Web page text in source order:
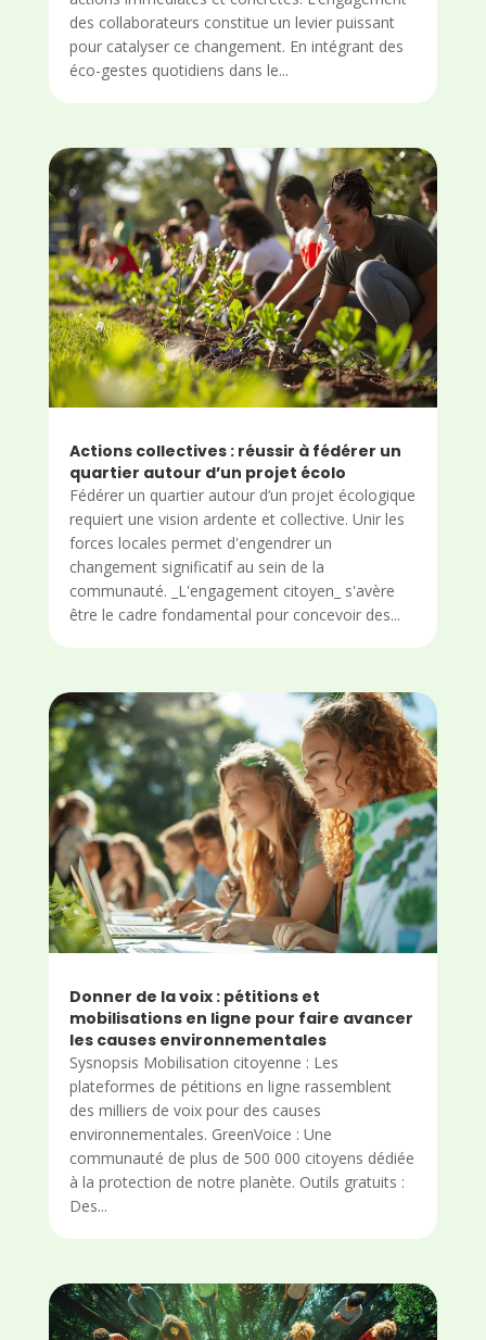
des collaborateurs constitue un levier puissant
pour catalyser ce changement. En intégrant des
éco-gestes quotidiens dans le...
Actions collectives : réussir à fédérer un
quartier autour d’un projet écolo
Fédérer un quartier autour d’un projet écologique
requiert une vision ardente et collective. Unir les
forces locales permet d'engendrer un
changement significatif au sein de la
communauté. _L'engagement citoyen_ s'avère
être le cadre fondamental pour concevoir des...
Donner de la voix : pétitions et
mobilisations en ligne pour faire avancer
les causes environnementales
Sysnopsis Mobilisation citoyenne : Les
plateformes de pétitions en ligne rassemblent
des milliers de voix pour des causes
environnementales. GreenVoice : Une
communauté de plus de 500 000 citoyens dédiée
à la protection de notre planète. Outils gratuits :
Des...